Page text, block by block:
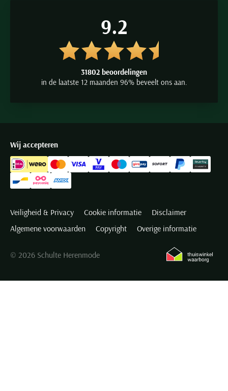
9.2
31802 beoordelingen
in de laatste 12 maanden 96% beveelt ons aan.
Wij accepteren
Veiligheid & Privacy Cookie informatie
Disclaimer
Algemene voorwaarden
Copyright Overige informatie
© 2026 Schulte Herenmode